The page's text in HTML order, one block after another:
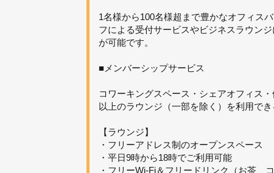
1名様から100名様超まで豊かなオフィス
フによる受付サービスやビジネスラウン
が可能です。
■メンバーシップサービス
コワーキングスペース・シェアオフィス
以上のラウンジ（一部を除く）を利用で
【ラウンジ】
・フリーアドレス制のオープンスペース
・平日9時から18時でご利用可能
・フリーWi-Fi＆フリードリンク（お茶、コ